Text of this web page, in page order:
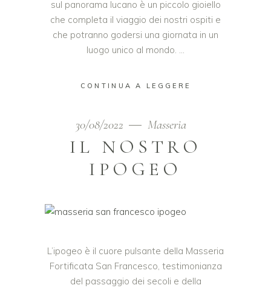
sul panorama lucano è un piccolo gioiello
che completa il viaggio dei nostri ospiti e
che potranno godersi una giornata in un
luogo unico al mondo.
CONTINUA A LEGGERE
30/08/2022 Masseria
IL NOSTRO
IPOGEO
L’ipogeo è il cuore pulsante della Masseria
Fortificata San Francesco, testimonianza
del passaggio dei secoli e della